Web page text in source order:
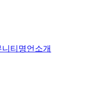
티 명언 소개